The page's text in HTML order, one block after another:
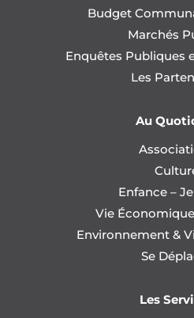
Budget
Marchés
Enquêtes Publiques
Les
Au
Enfance –
Vie
Environnement &
Se
Les